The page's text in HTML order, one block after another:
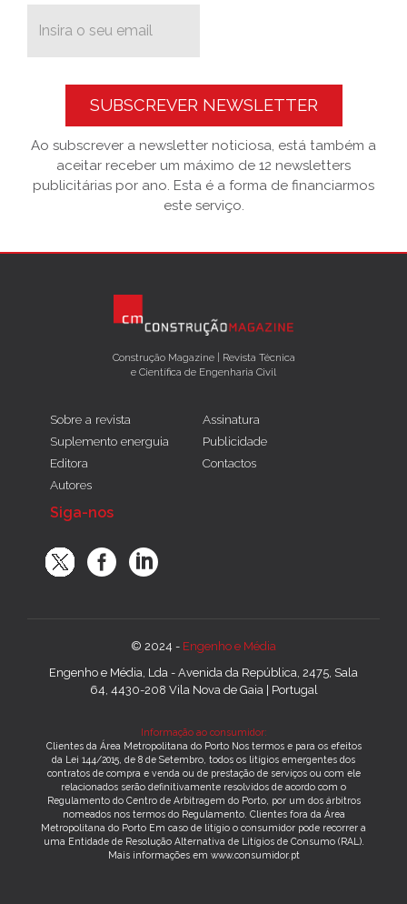
SUBSCREVER NEWSLETTER
Ao subscrever a newsletter noticiosa, está também a
aceitar receber um máximo de 12 newsletters
publicitárias por ano. Esta é a forma de financiarmos
este serviço.
Construção Magazine | Revista Técnica
e Científica de Engenharia Civil
Sobre a revista
Suplemento energuia
Editora
Autores
Assinatura
Publicidade
Contactos
Siga-nos
© 2024 - Engenho e Média
Engenho e Média, Lda - Avenida da República, 2475, Sala
64, 4430-208 Vila Nova de Gaia | Portugal
Informação ao consumidor:
Clientes da Área Metropolitana do Porto Nos termos e para os efeitos
da Lei 144/2015, de 8 de Setembro, todos os litígios emergentes dos
contratos de compra e venda ou de prestação de serviços ou com ele
relacionados serão definitivamente resolvidos de acordo com o
Regulamento do Centro de Arbitragem do Porto, por um dos árbitros
nomeados nos termos do Regulamento. Clientes fora da Área
Metropolitana do Porto Em caso de litígio o consumidor pode recorrer a
uma Entidade de Resolução Alternativa de Litígios de Consumo (RAL).
Mais informações em www.consumidor.pt